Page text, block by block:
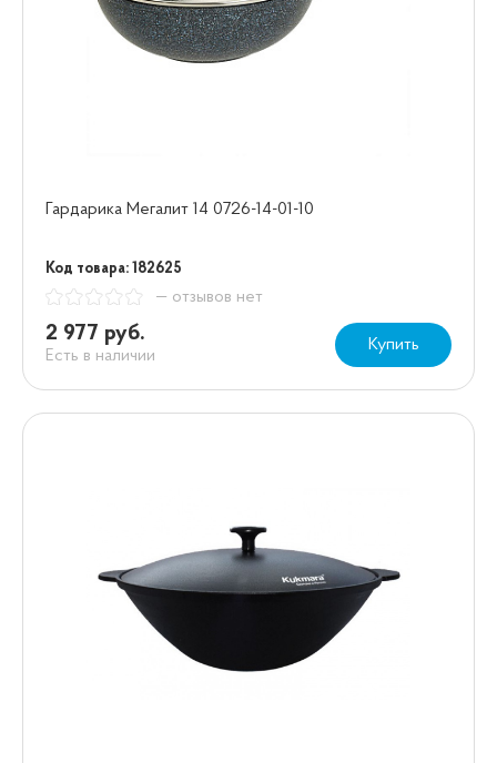
Гардарика Мегалит 14 0726-14-01-10
Код товара: 182625
— отзывов нет
2 977 руб.
Есть в наличии
Купить